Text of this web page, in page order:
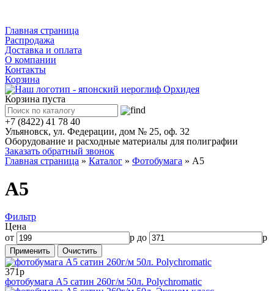
Главная страница
Распродажа
Доставка и оплата
О компании
Контакты
Корзина
Корзина пуста
+7 (8422) 41 78 40
Ульяновск, ул. Федерации, дом № 25, оф. 32
Оборудование и расходные материалы для полиграфии
Заказать обратный звонок
Главная страница » Каталог » Фотобумага » А5
А5
Фильтр
Цена
от
р до р
371р
фотобумага А5 сатин 260г/м 50л. Polychromatic